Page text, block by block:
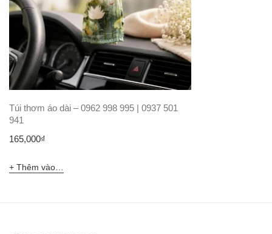
Túi thơm áo dài – 0962 998 995 | 0937 501
941
165,000₫
Thêm vào giỏ hàng